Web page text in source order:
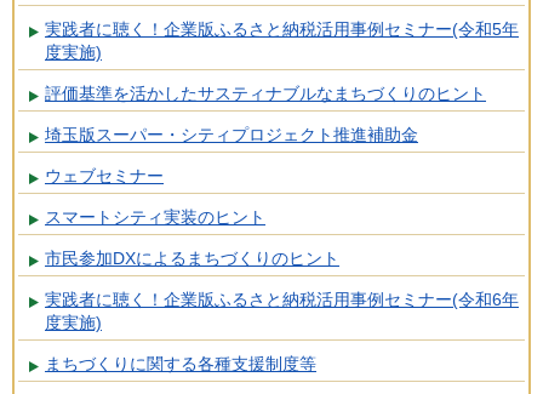
実践者に聴く！企業版ふるさと納税活用事例セミナー(令和5年
度実施)
評価基準を活かしたサスティナブルなまちづくりのヒント
埼玉版スーパー・シティプロジェクト推進補助金
ウェブセミナー
スマートシティ実装のヒント
市民参加DXによるまちづくりのヒント
実践者に聴く！企業版ふるさと納税活用事例セミナー(令和6年
度実施)
まちづくりに関する各種支援制度等